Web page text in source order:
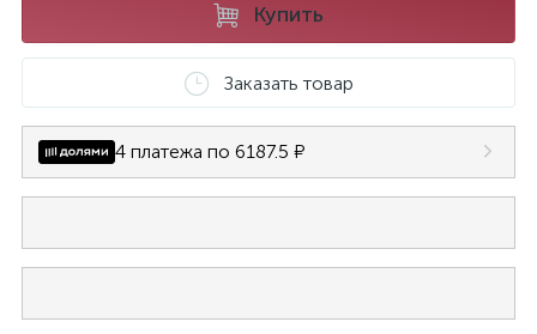
Купить
Заказать товар
4 платежа по 6187.5 ₽